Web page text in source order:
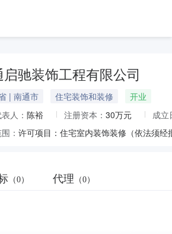
启驰装饰工程有限公司
| 南通市 住宅装饰和装修
开业
人： 陈裕 注册资本： 30万元
成立
：
（0） 代理 （0）